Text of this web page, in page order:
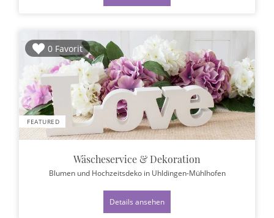
0 Favorit
FEATURED
Wäscheservice & Dekoration
Blumen und Hochzeitsdeko in Uhldingen-Mühlhofen
Details ansehen